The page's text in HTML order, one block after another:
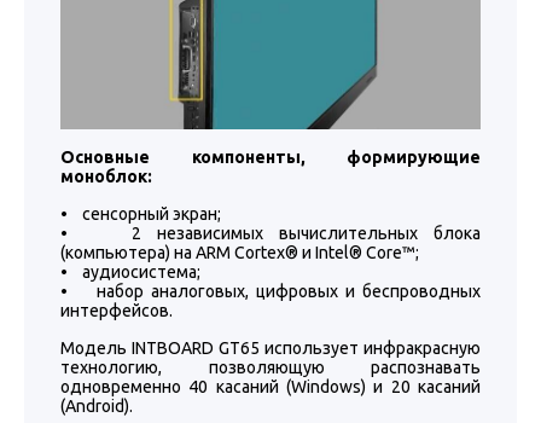
Основные компоненты, формирующие
моноблок:
• сенсорный экран;
• 2 независимых вычислительных блока
(компьютера) на ARM Cortex® и Intel® Core™;
• аудиосистема;
• набор аналоговых, цифровых и беспроводных
интерфейсов.
Модель INTBOARD GT65 использует инфракрасную
технологию, позволяющую распознавать
одновременно 40 касаний (Windows) и 20 касаний
(Android).